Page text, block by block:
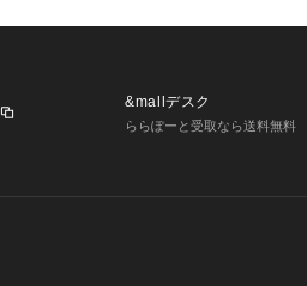
&mallデスク
ららぽーと受取なら送料無料